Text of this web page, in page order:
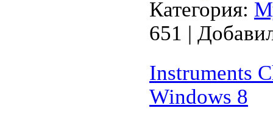
Категория:
651 |
Instruments
Windows 8